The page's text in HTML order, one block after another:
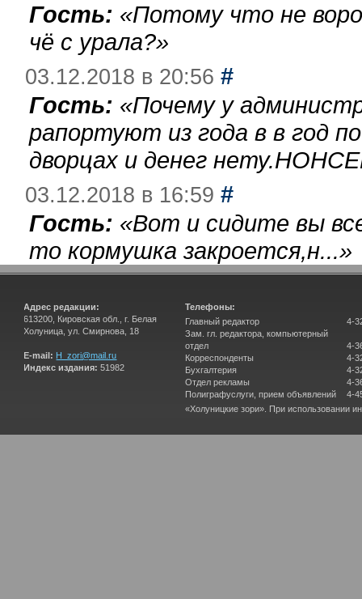
Гость: «Потому что не
чё с урала?»
03.12.2018 в 20:56 #
Гость: «Почему у
рапортуют из года в в год
дворцах и денег
03.12.2018 в 16:59 #
Гость: «Вот и сидите вы
то кормушка закроется,н...»
Адрес редакции:
613200, Кировская обл., г. Белая
Холуница, ул. Смирнова, 18
E-mail: H_zori@mail.ru
Индекс издания: 51982
Телефоны:
Главный редактор
Зам. гл. редактора, компьютерный
отдел
Корреспонденты
Бухгалтерия
Отдел рекламы
Полиграфуслуги, прием объявлений
4-
4-
4-
4-
4-
4-
«Холуницкие зори». При использовании